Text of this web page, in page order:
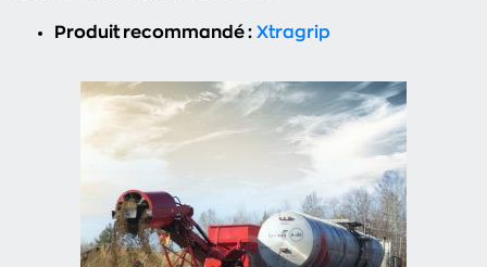
Produit recommandé : Xtragrip